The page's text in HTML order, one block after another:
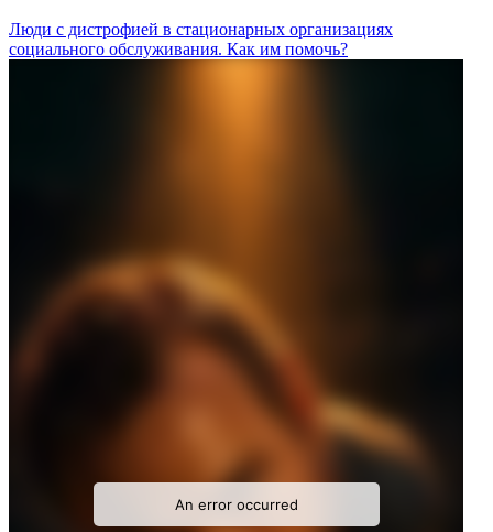
Люди с дистрофией в стационарных организациях
социального обслуживания. Как им помочь?